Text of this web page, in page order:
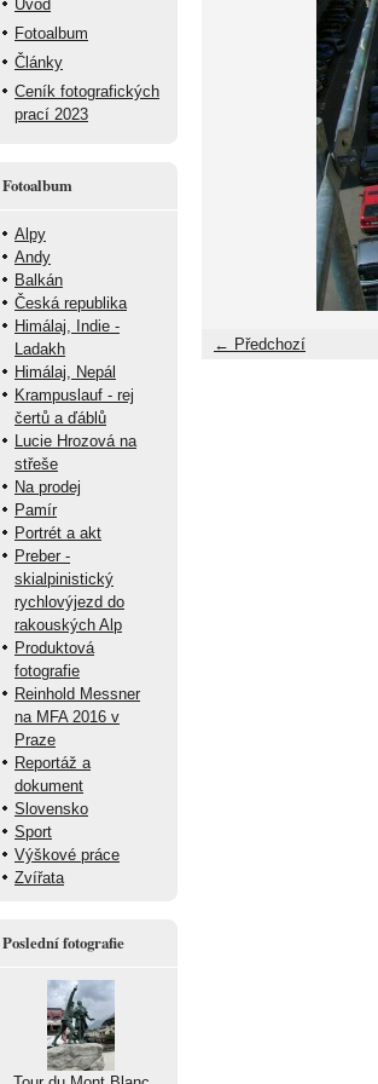
← Předchozí
Úvod
Fotoalbum
Články
Ceník fotografických
prací 2023
Fotoalbum
Alpy
Andy
Balkán
Česká republika
Himálaj, Indie -
Ladakh
Himálaj, Nepál
Krampuslauf - rej
čertů a ďáblů
Lucie Hrozová na
střeše
Na prodej
Pamír
Portrét a akt
Preber -
skialpinistický
rychlovýjezd do
rakouských Alp
Produktová
fotografie
Reinhold Messner
na MFA 2016 v
Praze
Reportáž a
dokument
Slovensko
Sport
Výškové práce
Zvířata
Poslední fotografie